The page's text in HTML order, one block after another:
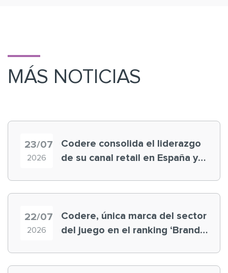
MÁS NOTICIAS
23/07
2026
Codere consolida el liderazgo
de su canal retail en España y
22/07
2026
Codere, única marca del sector
del juego en el ranking ‘Brand